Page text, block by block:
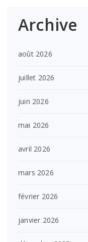
Archive
août 2026
juillet 2026
juin 2026
mai 2026
avril 2026
mars 2026
février 2026
janvier 2026